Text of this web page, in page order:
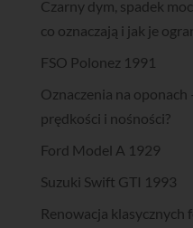
Czarny dym, spadek
co oznaczają i jak je
FSO Polonez 1991
Oznaczenia na oponach
prędkości i nośności?
Ford Model A 1929
Suzuki Swift GTI 1993
Renowacja klasycznych